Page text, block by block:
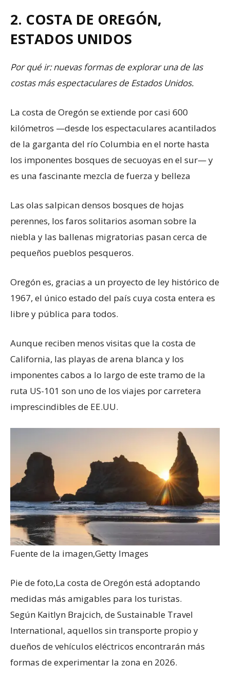
2. COSTA DE OREGÓN,
ESTADOS UNIDOS
Por qué ir: nuevas formas de explorar una de las
costas más espectaculares de Estados Unidos.
La costa de Oregón se extiende por casi 600
kilómetros —desde los espectaculares acantilados
de la garganta del río Columbia en el norte hasta
los imponentes bosques de secuoyas en el sur— y
es una fascinante mezcla de fuerza y belleza
Las olas salpican densos bosques de hojas
perennes, los faros solitarios asoman sobre la
niebla y las ballenas migratorias pasan cerca de
pequeños pueblos pesqueros.
Oregón es, gracias a un proyecto de ley histórico de
1967, el único estado del país cuya costa entera es
libre y pública para todos.
Aunque reciben menos visitas que la costa de
California, las playas de arena blanca y los
imponentes cabos a lo largo de este tramo de la
ruta US-101 son uno de los viajes por carretera
imprescindibles de EE.UU.
Fuente de la imagen,Getty Images
Pie de foto,La costa de Oregón está adoptando
medidas más amigables para los turistas.
Según Kaitlyn Brajcich, de Sustainable Travel
International, aquellos sin transporte propio y
dueños de vehículos eléctricos encontrarán más
formas de experimentar la zona en 2026.